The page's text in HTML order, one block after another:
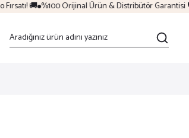
🚚 %100 Orijinal Ürün & Distribütör Garantisi 🛡️